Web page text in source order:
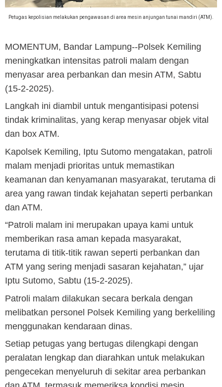
Petugas kepolisian melakukan pengawasan di area mesin anjungan tunai mandiri (ATM).
MOMENTUM, Bandar Lampung--Polsek Kemiling
meningkatkan intensitas patroli malam dengan
menyasar area perbankan dan mesin ATM, Sabtu
(15-2-2025).
Langkah ini diambil untuk mengantisipasi potensi
tindak kriminalitas, yang kerap menyasar objek vital
dan box ATM.
Kapolsek Kemiling, Iptu Sutomo mengatakan, patroli
malam menjadi prioritas untuk memastikan
keamanan dan kenyamanan masyarakat, terutama di
area yang rawan tindak kejahatan seperti perbankan
dan ATM.
“Patroli malam ini merupakan upaya kami untuk
memberikan rasa aman kepada masyarakat,
terutama di titik-titik rawan seperti perbankan dan
ATM yang sering menjadi sasaran kejahatan,” ujar
Iptu Sutomo, Sabtu (15-2-2025).
Patroli malam dilakukan secara berkala dengan
melibatkan personel Polsek Kemiling yang berkeliling
menggunakan kendaraan dinas.
Setiap petugas yang bertugas dilengkapi dengan
peralatan lengkap dan diarahkan untuk melakukan
pengecekan menyeluruh di sekitar area perbankan